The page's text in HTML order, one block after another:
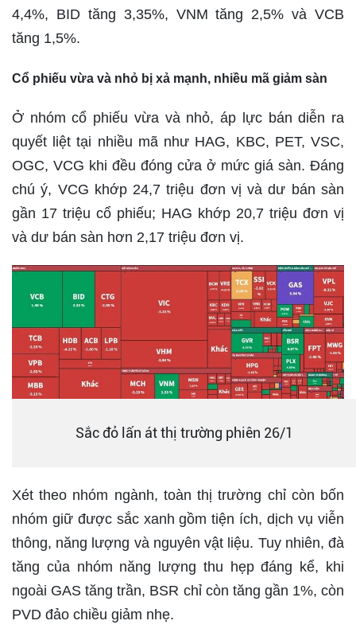
4,4%, BID tăng 3,35%, VNM tăng 2,5% và VCB
tăng 1,5%.
Cổ phiếu vừa và nhỏ bị xả mạnh, nhiều mã giảm sàn
Ở nhóm cổ phiếu vừa và nhỏ, áp lực bán diễn ra
quyết liệt tại nhiều mã như HAG, KBC, PET, VSC,
OGC, VCG khi đều đóng cửa ở mức giá sàn. Đáng
chú ý, VCG khớp 24,7 triệu đơn vị và dư bán sàn
gần 17 triệu cổ phiếu; HAG khớp 20,7 triệu đơn vị
và dư bán sàn hơn 2,17 triệu đơn vị.
Sắc đỏ lấn át thị trường phiên 26/1
Xét theo nhóm ngành, toàn thị trường chỉ còn bốn
nhóm giữ được sắc xanh gồm tiện ích, dịch vụ viễn
thông, năng lượng và nguyên vật liệu. Tuy nhiên, đà
tăng của nhóm năng lượng thu hẹp đáng kể, khi
ngoài GAS tăng trần, BSR chỉ còn tăng gần 1%, còn
PVD đảo chiều giảm nhẹ.